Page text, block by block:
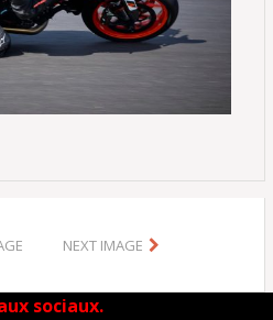
NEXT IMAGE
sociaux.